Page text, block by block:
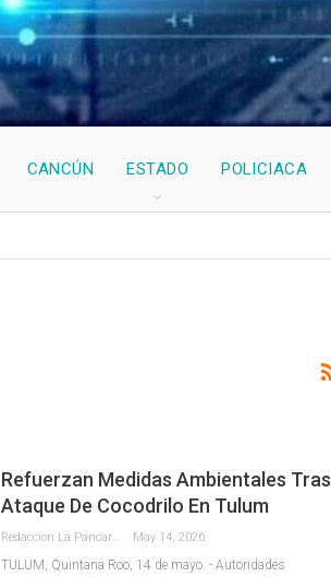
CANCÚN ESTADO POLICIACA
Refuerzan Medidas Ambientales Tras
Ataque De Cocodrilo En Tulum
May 14, 2026
TULUM, Quintana Roo, 14 de mayo. - Autoridades